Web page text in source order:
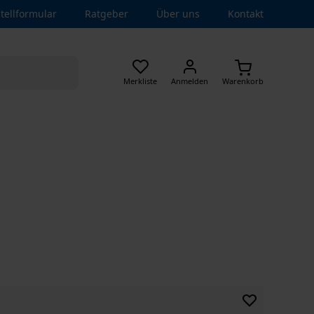
Ratgeber Über uns Kontakt
Merkliste Anmelden Warenkorb